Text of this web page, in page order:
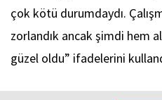
çok kötü durumdaydı.
zorlandık ancak şimdi hem
güzel oldu” ifadelerini